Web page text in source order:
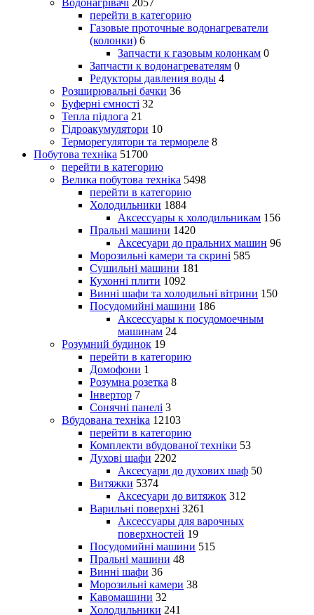
Водонагрівачі 2057
перейти в категорию
Газовые проточные водонагреватели
(колонки) 6
Запчасти к газовым колонкам 0
Запчасти к водонагревателям 0
Редукторы давления воды 4
Розширювальні бачки 36
Буферні ємності 32
Тепла підлога 21
Гідроакумулятори 10
Терморегулятори та термореле 8
Побутова техніка 51700
перейти в категорию
Велика побутова техніка 5498
перейти в категорию
Холодильники 1884
Аксессуары к холодильникам 156
Пральні машини 1420
Аксесуари до пральних машин 96
Морозильні камери та скрині 585
Сушильні машини 181
Кухонні плити 1092
Винні шафи та холодильні вітрини 150
Посудомийні машини 186
Аксессуары к посудомоечным
машинам 24
Розумний будинок 19
перейти в категорию
Домофони 1
Розумна розетка 8
Інвертор 7
Сонячні панелі 3
Вбудована техніка 12103
перейти в категорию
Комплекти вбудованої техніки 53
Духові шафи 2202
Аксесуари до духових шаф 50
Витяжки 5374
Аксесуари до витяжок 312
Варильні поверхні 3261
Аксессуары для варочных
поверхностей 19
Посудомийні машини 515
Пральні машини 48
Винні шафи 36
Морозильні камери 38
Кавомашини 32
Холодильники 241